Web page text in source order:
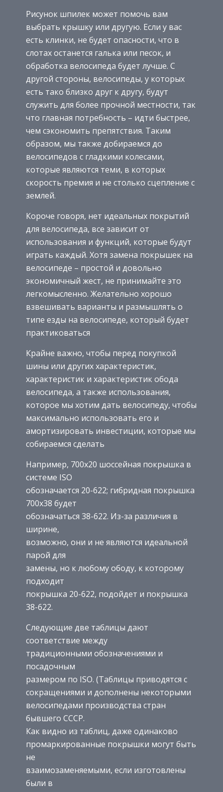
Рисунок шпилек может помочь вам
выбрать крышку или другую. Если у вас
есть клинки, не будет опасности, что в
слотах останется галька или песок, и
обработка велосипеда будет лучше. С
другой стороны, велосипеды, у которых
есть тако близко друг к другу, будут
служить для более прочной местности, так
что главная потребность – идти быстрее,
чем сэкономить препятствия. Таким
образом, мы также добираемся до
велосипедов с гладкими колесами,
которые являются теми, в которых
скорость премия и не столько сцепление с
землей.
Короче говоря, нет идеальных покрытий
для велосипеда, все зависит от
использования и функций, которые будут
играть каждый. Хотя замена покрышек на
велосипеде – простой и довольно
экономичный жест, не принимайте это
легкомысленно. Желательно хорошо
взвешивать варианты и размышлять о
типе езды на велосипеде, который будет
практиковаться
Крайне важно, чтобы перед покупкой
шины или других характеристик,
характеристик и характеристик обода
велосипеда, а также использования,
которое мы хотим дать велосипеду, чтобы
максимально использовать его и
амортизировать инвестиции, которые мы
собираемся сделать
Например, 700х20 шоссейная покрышка в
системе ISO
обозначается 20-622; гибридная покрышка
700х38 будет
обозначаться 38-622. Из-за различия в
ширине,
возможно, они и не являются идеальной
парой для
замены, но к любому ободу, к которому
подходит
покрышка 20-622, подойдет и покрышка
38-622.
Следующие две таблицы дают
соответствие между
традиционными обозначениями и
посадочным
размером по ISO. (Таблицы приводятся с
сокращениями и дополнены некоторыми
велосипедами производства стран
бывшего СССР.
Как видно из таблиц, даже одинаково
промаркированные покрышки могут быть
не
взаимозаменяемыми, если изготовлены
были в